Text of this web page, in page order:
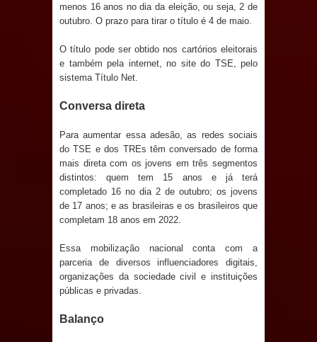
e aquece economia para Festa de
Santana
Saúde Bucal: Mais de 470 próteses
dentárias já foram entregues pela
Prefeitura de Sapé em 2026
Caldas Brandão: Tradicional Festa de
Santana 2026 será neste sábado (25)
Nota de pesar: Câmara de Marí
lamenta a morte da ex-vereadora
menos 16 anos no dia da eleição, ou seja, 2 de
outubro. O prazo para tirar o título é 4 de maio.
O título pode ser obtido nos cartórios eleitorais
e também pela internet, no site do TSE, pelo
sistema Título Net.
Conversa direta
Para aumentar essa adesão, as redes sociais
do TSE e dos TREs têm conversado de forma
mais direta com os jovens em três segmentos
distintos: quem tem 15 anos e já terá
completado 16 no dia 2 de outubro; os jovens
de 17 anos; e as brasileiras e os brasileiros que
completam 18 anos em 2022.
Essa mobilização nacional conta com a
parceria de diversos influenciadores digitais,
organizações da sociedade civil e instituições
públicas e privadas.
Balanço